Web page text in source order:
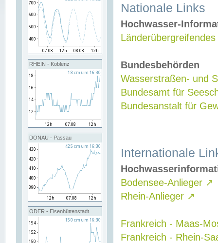
RHEIN - Koblenz
DONAU - Passau
ODER - Eisenhüttenstadt
Nationale Links
Hochwasser-
Bundesbehörden
Wasserstraßen- und
Bundesamt für
Bundesanstalt für
Internationale
Bodensee-Anlieger ↗
Rhein-Anlieger ↗
Frankreich - Maas-
Frankreich - Rhein-